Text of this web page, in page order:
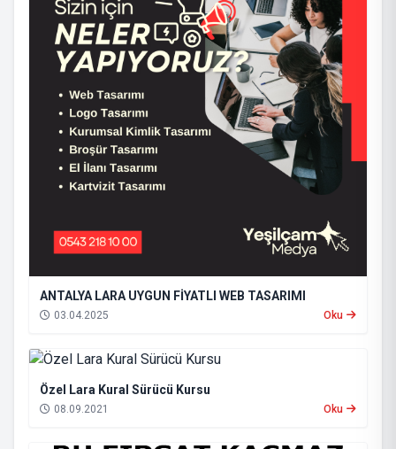
ANTALYA LARA UYGUN FİYATLI WEB TASARIMI
03.04.2025 Oku
Özel Lara Kural Sürücü Kursu
08.09.2021 Oku